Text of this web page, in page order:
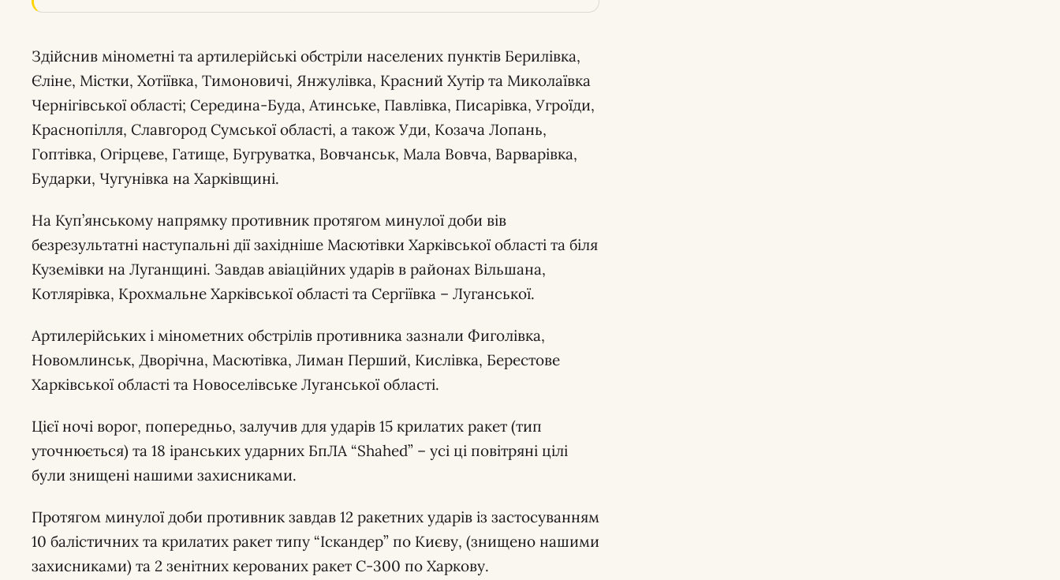
Здійснив мінометні та артилерійські обстріли населених пунктів Берилівка,
Єліне, Містки, Хотіївка, Тимоновичі, Янжулівка, Красний Хутір та Миколаївка
Чернігівської області; Середина-Буда, Атинське, Павлівка, Писарівка, Угроїди,
Краснопілля, Славгород Сумської області, а також Уди, Козача Лопань,
Гоптівка, Огірцеве, Гатище, Бугруватка, Вовчанськ, Мала Вовча, Варварівка,
Бударки, Чугунівка на Харківщині.
На Куп’янському напрямку противник протягом минулої доби вів
безрезультатні наступальні дії західніше Масютівки Харківської області та біля
Куземівки на Луганщині. Завдав авіаційних ударів в районах Вільшана,
Котлярівка, Крохмальне Харківської області та Сергіївка – Луганської.
Артилерійських і мінометних обстрілів противника зазнали Фиголівка,
Новомлинськ, Дворічна, Масютівка, Лиман Перший, Кислівка, Берестове
Харківської області та Новоселівське Луганської області.
Цієї ночі ворог, попередньо, залучив для ударів 15 крилатих ракет (тип
уточнюється) та 18 іранських ударних БпЛА “Shahed” – усі ці повітряні цілі
були знищені нашими захисниками.
Протягом минулої доби противник завдав 12 ракетних ударів із застосуванням
10 балістичних та крилатих ракет типу “Іскандер” по Києву, (знищено нашими
захисниками) та 2 зенітних керованих ракет С-300 по Харкову.